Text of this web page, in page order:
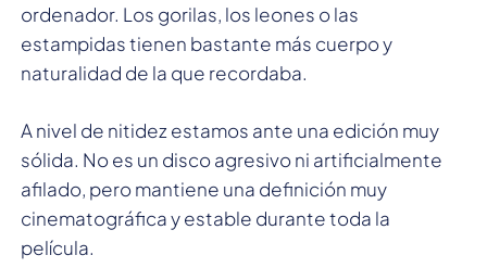
ordenador. Los gorilas, los leones o las
estampidas tienen bastante más cuerpo y
naturalidad de la que recordaba.
A nivel de nitidez estamos ante una edición muy
sólida. No es un disco agresivo ni artificialmente
afilado, pero mantiene una definición muy
cinematográfica y estable durante toda la
película.